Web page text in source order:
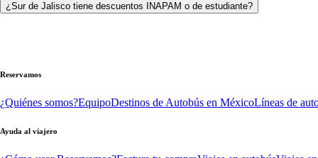
¿Sur de Jalisco tiene descuentos INAPAM o de estudiante?
Reservamos
¿Quiénes somos?EquipoDestinos de Autobús en MéxicoLíneas de
Ayuda al viajero